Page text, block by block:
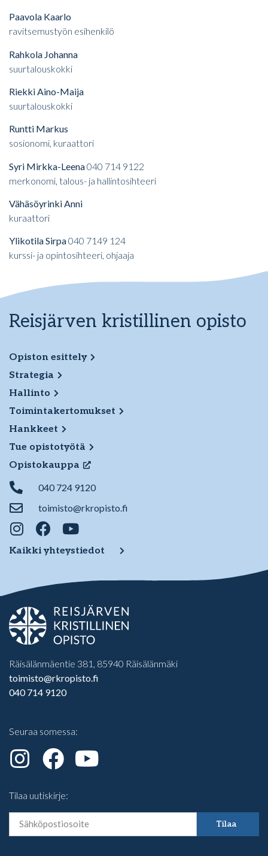
Paavola Kaarlo
ravitsemustyön esihenkilö
Rahkola Johanna
suurtalouskokki
Riekki Aino-Maija
suurtalouskokki
Runtti Markus
sosionomi, kuraattori
Syri Mirkka-Leena040 714 9122
merkonomi, talous- ja hallintosihteeri
Vähäsöyrinki Anni
kuraattori
Ylikotila Sirpa040 7149 124
kurssi- ja opintosihteeri, ohjaaja
Reisjärven kristillinen opisto
Opiston esittely
Strategia
Hallinto
Toimintakertomukset
Hankkeet
Tue opistotyötä
Opistokauppa
040 724 9120
toimisto@rkropisto.fi
Kaikki yhteystiedot
Räisälänmäentie 381, 85940 Räisälänmäki
toimisto@rkropisto.fi
040 714 9120
Seuraa somessa:
Tilaa uutiskirje:
Tilaa